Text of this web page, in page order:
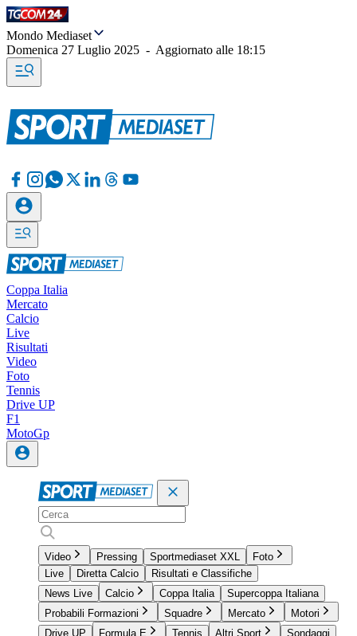
Mondo Mediaset
Domenica 27 Luglio 2025 - Aggiornato alle 18:15
Coppa Italia
Mercato
Calcio
Live
Risultati
Video
Foto
Tennis
Drive UP
F1
MotoGp
Video Pressing Sportmediaset XXL
Foto
Live
Diretta Calcio
Risultati e Classifiche
News Live
Calcio Coppa Italia
Supercoppa Italiana
Probabili Formazioni
Squadre Mercato
Motori
Drive UP
Formula E Tennis Altri Sport
Sondaggi